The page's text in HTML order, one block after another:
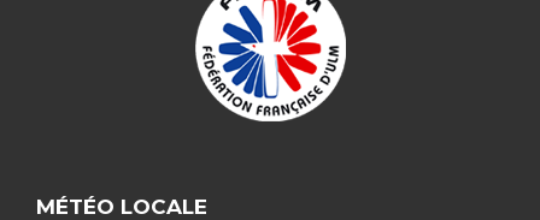
MÉTÉO LOCALE